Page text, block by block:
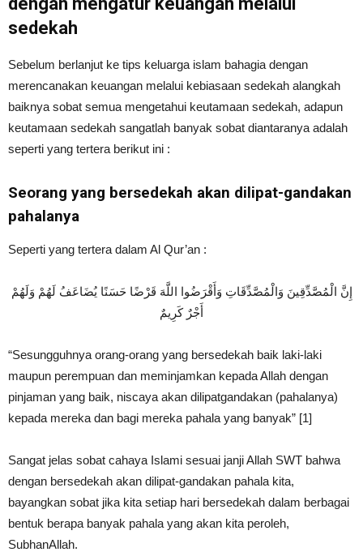
sedekah
Sebelum berlanjut ke tips keluarga islam bahagia dengan
merencanakan keuangan melalui kebiasaan sedekah alangkah
baiknya sobat semua mengetahui keutamaan sedekah, adapun
keutamaan sedekah sangatlah banyak sobat diantaranya adalah
seperti yang tertera berikut ini :
Seorang yang bersedekah akan dilipat-gandakan
pahalanya
Seperti yang tertera dalam Al Qur’an :
إِنَّ الْمُصَّدِّقِينَ وَالْمُصَّدِّقَاتِ وَأَقْرَضُوا اللَّهَ قَرْضًا حَسَنًا يُضَاعَفُ لَهُمْ وَلَهُمْ
أَجْرٌ كَرِيمٌ
“Sesungguhnya orang-orang yang bersedekah baik laki-laki
maupun perempuan dan meminjamkan kepada Allah dengan
pinjaman yang baik, niscaya akan dilipatgandakan (pahalanya)
kepada mereka dan bagi mereka pahala yang banyak” [1]
Sangat jelas sobat cahaya Islami sesuai janji Allah SWT bahwa
dengan bersedekah akan dilipat-gandakan pahala kita,
bayangkan sobat jika kita setiap hari bersedekah dalam berbagai
bentuk berapa banyak pahala yang akan kita peroleh,
SubhanAllah.